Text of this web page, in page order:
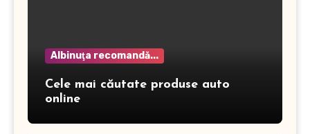
Albinuţa recomandă...
Cele mai căutate produse auto
online